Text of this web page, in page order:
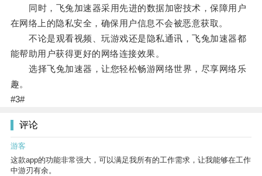
同时，飞兔加速器采用先进的数据加密技术，保障用户
在网络上的隐私安全，确保用户信息不会被恶意获取。
不论是观看视频、玩游戏还是隐私通讯，飞兔加速器都
能帮助用户获得更好的网络连接效果。
选择飞兔加速器，让您轻松畅游网络世界，尽享网络乐
趣。
#3#
评论
游客
这款app的功能非常强大，可以满足我所有的工作需求，让我能够在工作
中游刃有余。